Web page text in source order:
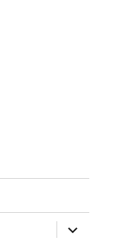
öffnen